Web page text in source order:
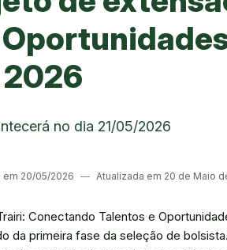
2026
no dia 21/05/2026
em 20/05/2026 ― Atualizada em 20 de Maio
Conectando Talentos e
da primeira fase da seleção de